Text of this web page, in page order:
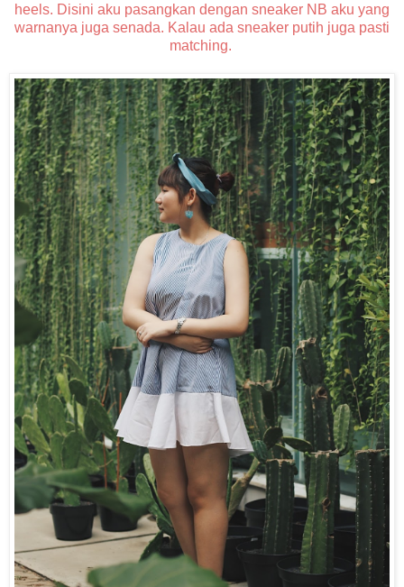
heels. Disini aku pasangkan dengan sneaker NB aku yang
warnanya juga senada. Kalau ada sneaker putih juga pasti
matching.